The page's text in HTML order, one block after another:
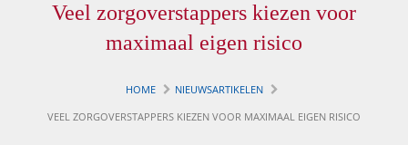
Over Pietie Jeelof
Garanties
Hypotheek Advies
Life style planning
Veel zorgoverstappers kiezen voor
maximaal eigen risico
HOME
NIEUWSARTIKELEN
VEEL ZORGOVERSTAPPERS KIEZEN VOOR MAXIMAAL EIGEN RISICO